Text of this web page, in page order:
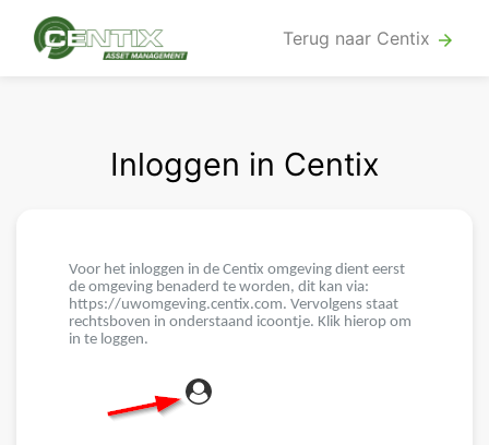
Terug naar Centix arrow_forward
Inloggen in Centix
Voor het inloggen in de Centix omgeving dient eerst
de omgeving benaderd te worden, dit kan via:
https://uwomgeving.centix.com. Vervolgens staat
rechtsboven in onderstaand icoontje. Klik hierop om
in te loggen.